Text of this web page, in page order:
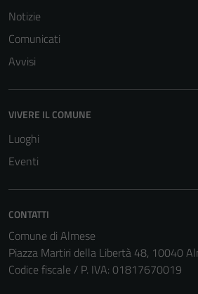
Notizie
Comunicati
Avvisi
VIVERE IL COMUNE
Luoghi
Eventi
CONTATTI
Comune di Almese
Piazza Martiri della Libertà 48, 10040
Codice fiscale / P. IVA: 01817670019